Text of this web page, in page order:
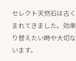
セレクト天然石は古
まれてきました。効
り替えたい時や大切
います。